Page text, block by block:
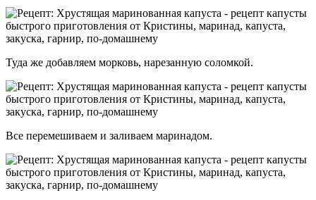
Туда же добавляем морковь, нарезанную соломкой.
Все перемешиваем и заливаем маринадом.